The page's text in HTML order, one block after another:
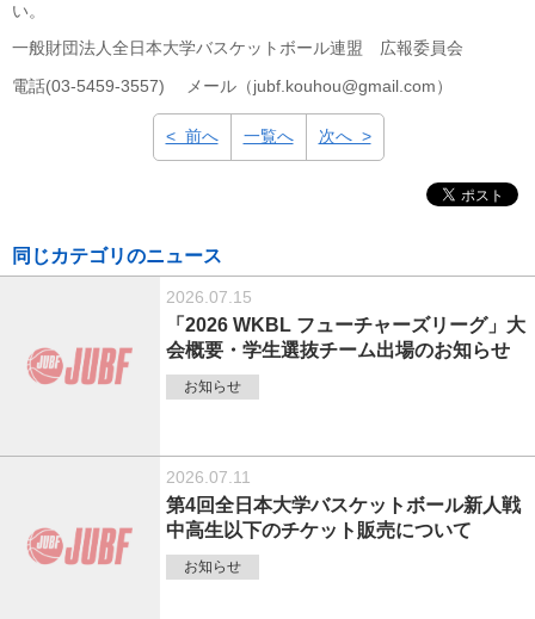
い。
一般財団法人全日本大学バスケットボール連盟 広報委員会
電話(03-5459-3557) メール（jubf.kouhou@gmail.com）
< 前へ 一覧へ 次へ >
同じカテゴリのニュース
2026.07.15
「2026 WKBL フューチャーズリーグ」大
会概要・学生選抜チーム出場のお知らせ
お知らせ
2026.07.11
第4回全日本大学バスケットボール新人戦
中高生以下のチケット販売について
お知らせ